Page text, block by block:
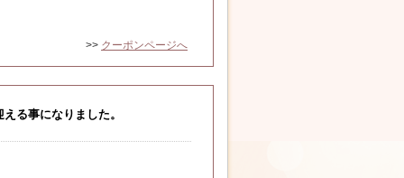
>> クーポンページへ
る事になりました。